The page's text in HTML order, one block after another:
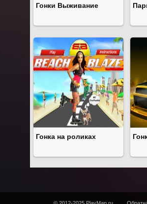
Гонки Выживание
Гонка на роликах